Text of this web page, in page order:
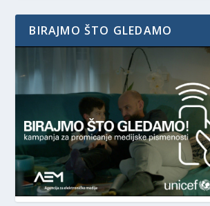
BIRAJMO ŠTO GLEDAMO